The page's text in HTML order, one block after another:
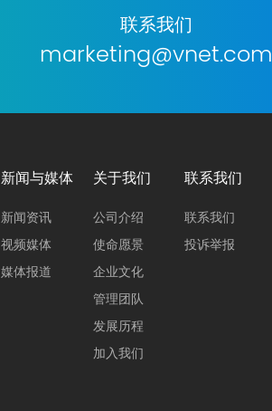
联系我们
marketing@vnet.com
新闻与媒体
新闻资讯
视频媒体
媒体报道
关于我们
公司介绍
使命愿景
企业文化
管理团队
发展历程
加入我们
联系我们
联系我们
投诉举报